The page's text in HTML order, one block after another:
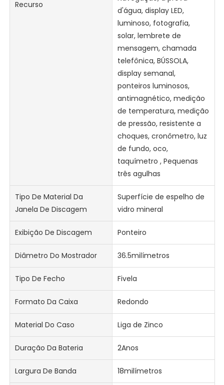
Recurso
d'água, display LED,
luminoso, fotografia,
solar, lembrete de
mensagem, chamada
telefônica, BÚSSOLA,
display semanal,
ponteiros luminosos,
antimagnético, medição
de temperatura, medição
de pressão, resistente a
choques, cronômetro, luz
de fundo, oco,
taquímetro , Pequenas
três agulhas
Tipo De Material Da
Janela De Discagem
Superfície de espelho de
vidro mineral
Exibição De Discagem Ponteiro
Diâmetro Do Mostrador 36.5milímetros
Tipo De Fecho Fivela
Formato Da Caixa Redondo
Material Do Caso Liga de Zinco
Duração Da Bateria 2Anos
Largura De Banda 18milímetros